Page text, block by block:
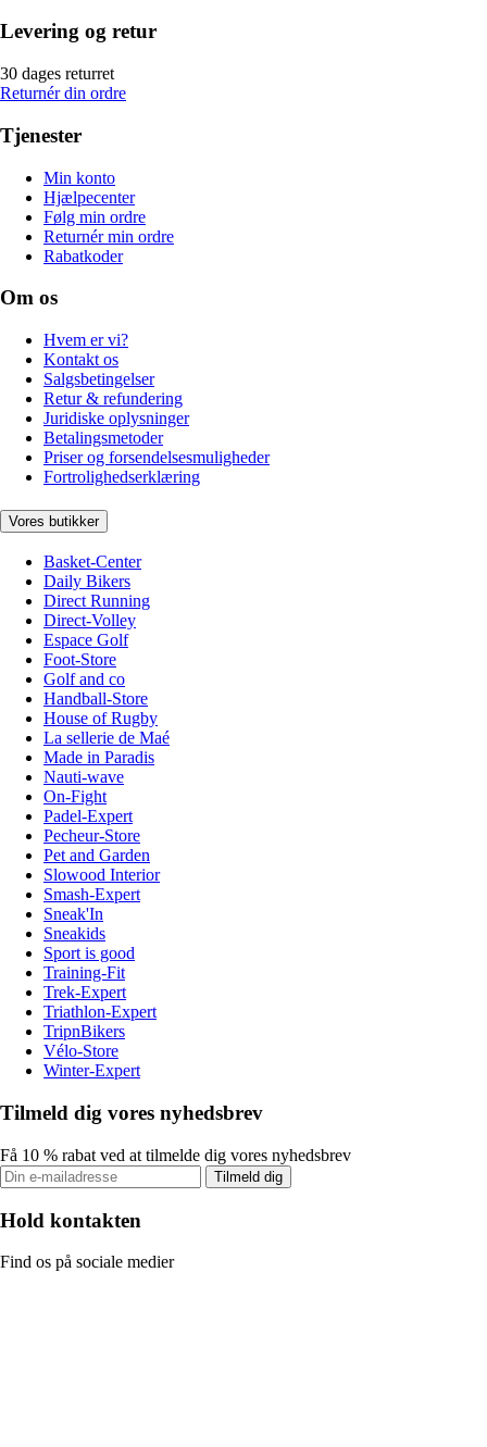
Levering og retur
30 dages returret
Returnér din ordre
Tjenester
Min konto
Hjælpecenter
Følg min ordre
Returnér min ordre
Rabatkoder
Om os
Hvem er vi?
Kontakt os
Salgsbetingelser
Retur & refundering
Juridiske oplysninger
Betalingsmetoder
Priser og forsendelsesmuligheder
Fortrolighedserklæring
Vores butikker
Basket-Center
Daily Bikers
Direct Running
Direct-Volley
Espace Golf
Foot-Store
Golf and co
Handball-Store
House of Rugby
La sellerie de Maé
Made in Paradis
Nauti-wave
On-Fight
Padel-Expert
Pecheur-Store
Pet and Garden
Slowood Interior
Smash-Expert
Sneak'In
Sneakids
Sport is good
Training-Fit
Trek-Expert
Triathlon-Expert
TripnBikers
Vélo-Store
Winter-Expert
Tilmeld dig vores nyhedsbrev
Få 10 % rabat ved at tilmelde dig vores nyhedsbrev
Tilmeld dig
Hold kontakten
Find os på sociale medier